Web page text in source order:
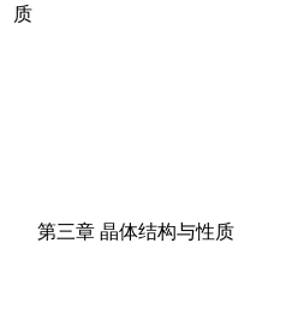
质
第三章 晶体结构与性质